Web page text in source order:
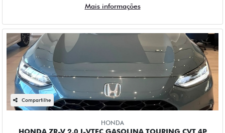
Mais informações
Compartilhe
HONDA